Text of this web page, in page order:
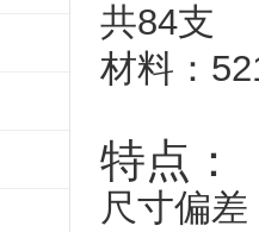
共84支
材料：
特点：
尺寸偏差